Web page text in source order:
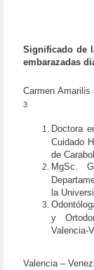
Significado de
embarazadas
Carmen Amarilis
3
Doctora
Cuidado
de
MgSc.
la
y
Valencia-
Valencia –